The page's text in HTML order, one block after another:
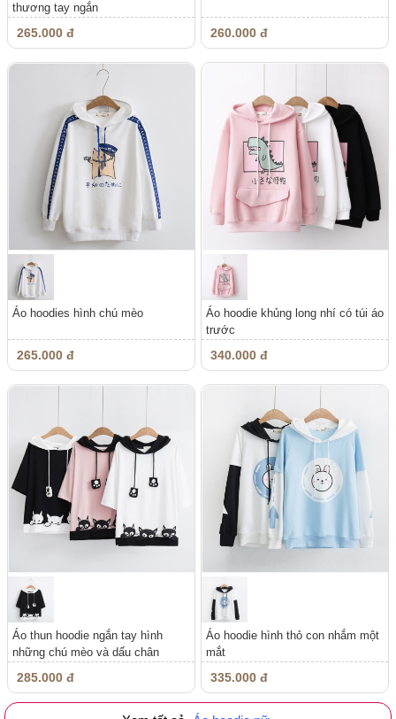
thương tay ngắn
265.000 đ 260.000 đ
Áo hoodies hình chú mèo
265.000 đ
Áo hoodie khủng long nhí có túi áo
trước
340.000 đ
Áo thun hoodie ngắn tay hình
những chú mèo và dấu chân
285.000 đ
Áo hoodie hình thỏ con nhắm một
mắt
335.000 đ